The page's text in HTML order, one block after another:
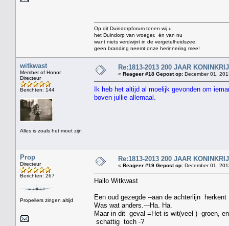
Op dit Duindorpforum tonen wij u
het Duindorp van vroeger, én van nu
want niets verdwijnt in de vergetelheidszee,
geen branding neemt onze herinnering mee!
witkwast
Member of Honor
Directeur
Berichten: 144
Alles is zoals het moet zijn
Re:1813-2013 200 JAAR
« Reageer #18 Gepost op: December 01,
Ik heb het altijd al moelijk gevonden om
boven jullie allemaal.
Prop
Directeur
Berichten: 267
Propellers zingen altijd
Re:1813-2013 200 JAAR
« Reageer #19 Gepost op: December 01,
Hallo Witkwast
Een oud gezegde --aan de achterlijn
Was wat anders.---Ha. Ha.
Maar in dit geval =Het is wit(veel ) -groen,
schattig toch -?